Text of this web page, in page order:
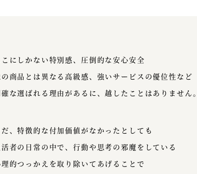
こにしかない特別感、圧倒的な安心安全
商品とは異なる高級感、強いサービスの優位性など
確な選ばれる理由があるに、越したことはありません。
だ、特徴的な付加価値がなかったとしても
者の日常の中で、行動や思考の邪魔をしている
的つっかえを取り除いてあげることで